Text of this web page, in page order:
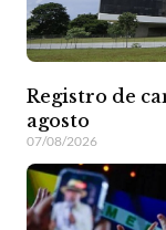
Registro de
agosto
07/08/2026